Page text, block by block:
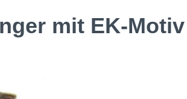
mit EK-Motiv